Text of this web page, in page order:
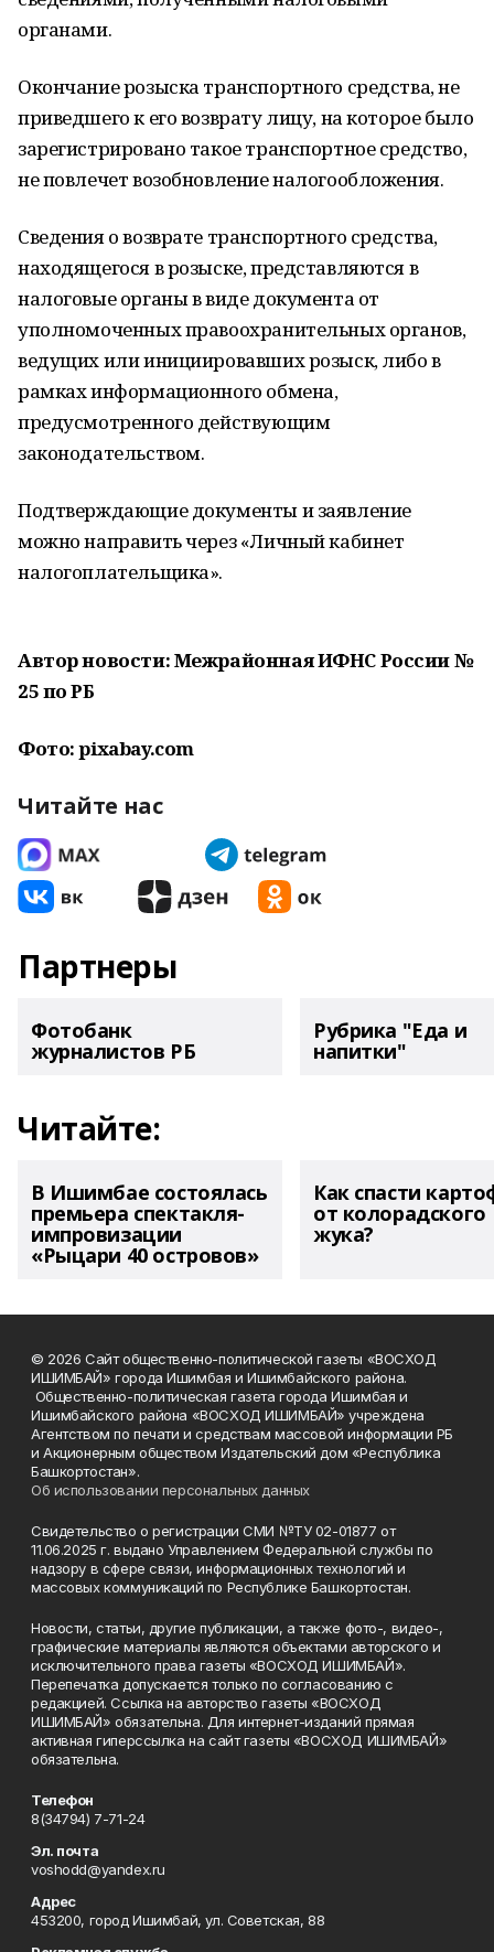
органами.
Окончание розыска транспортного средства, не
приведшего к его возврату лицу, на которое было
зарегистрировано такое транспортное средство,
не повлечет возобновление налогообложения.
Сведения о возврате транспортного средства,
находящегося в розыске, представляются в
налоговые органы в виде документа от
уполномоченных правоохранительных органов,
ведущих или инициировавших розыск, либо в
рамках информационного обмена,
предусмотренного действующим
законодательством.
Подтверждающие документы и заявление
можно направить через «Личный кабинет
налогоплательщика».
Автор новости: Межрайонная ИФНС России №
25 по РБ
Фото: pixabay.com
Читайте нас
Партнеры
Фотобанк
журналистов РБ
Рубрика "Еда и
напитки"
Читайте:
В Ишимбае состоялась
премьера спектакля-
импровизации
«Рыцари 40 островов»
Как спасти
от колорадского
жука?
© 2026 Сайт общественно-политической газеты «ВОСХОД
ИШИМБАЙ» города Ишимбая и Ишимбайского района.
Общественно-политическая газета города Ишимбая и
Ишимбайского района «ВОСХОД ИШИМБАЙ» учреждена
Агентством по печати и средствам массовой информации РБ
и Акционерным обществом Издательский дом «Республика
Башкортостан».
Об использовании персональных данных
Свидетельство о регистрации СМИ №ТУ 02-01877 от
11.06.2025 г. выдано Управлением Федеральной службы по
надзору в сфере связи, информационных технологий и
массовых коммуникаций по Республике Башкортостан.
Новости, статьи, другие публикации, а также фото-, видео-,
графические материалы являются объектами авторского и
исключительного права газеты «ВОСХОД ИШИМБАЙ».
Перепечатка допускается только по согласованию с
редакцией. Ссылка на авторство газеты «ВОСХОД
ИШИМБАЙ» обязательна. Для интернет-изданий прямая
активная гиперссылка на сайт газеты «ВОСХОД ИШИМБАЙ»
обязательна.
Телефон
8(34794) 7-71-24
Эл. почта
voshodd@yandex.ru
Адрес
453200, город Ишимбай, ул. Советская, 88